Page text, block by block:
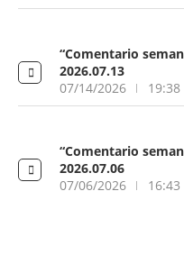
“Comentario
2026.07.13
07/14/2026
19:38
“Comentario
2026.07.06
07/06/2026
16:43